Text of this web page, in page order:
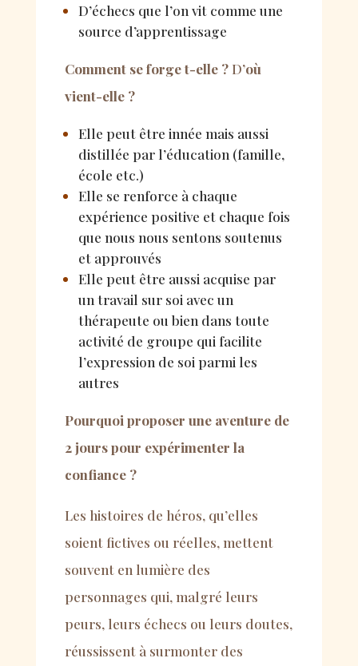
D’échecs que l’on vit comme une
source d’apprentissage
Comment se forge t-elle ?D’où
vient-elle ?
Elle peut être innée mais aussi
distillée par l’éducation (famille,
école etc.)
Elle se renforce à chaque
expérience positive et chaque fois
que nous nous sentons soutenus
et approuvés
Elle peut être aussi acquise par
un travail sur soi avec un
thérapeute ou bien dans toute
activité de groupe qui facilite
l’expression de soi parmi les
autres
Pourquoi proposer une aventure de
2 jours pour expérimenter la
confiance ?
Les histoires de héros, qu’elles
soient fictives ou réelles, mettent
souvent en lumière des
personnages qui, malgré leurs
peurs, leurs échecs ou leurs doutes,
réussissent à surmonter des